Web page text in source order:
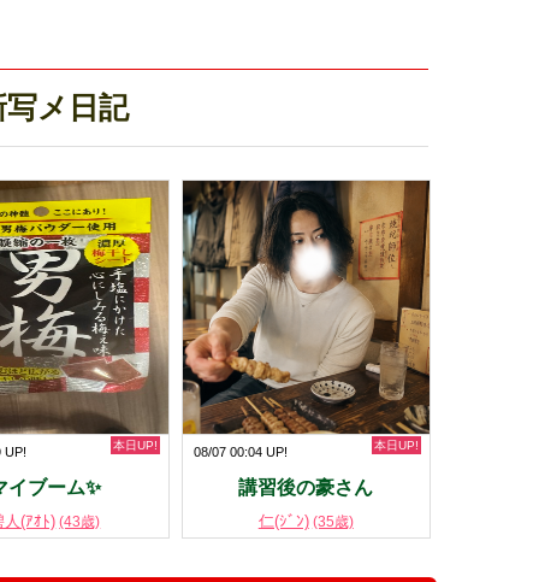
メ日記
UP! 本日UP!
イブーム✨
人(ｱｵﾄ) (43歳)
08/07 00:04 UP! 本日UP!
講習後の豪さん
仁(ｼﾞﾝ) (35歳)